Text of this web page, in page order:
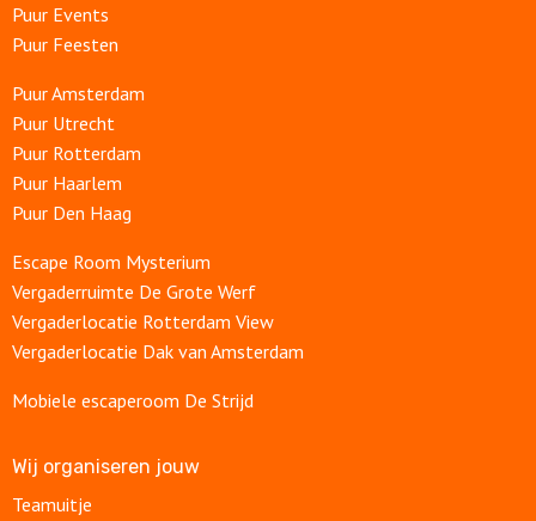
Puur Events
Puur Feesten
Puur Amsterdam
Puur Utrecht
Puur Rotterdam
Puur Haarlem
Puur Den Haag
Escape Room Mysterium
Vergaderruimte De Grote Werf
Vergaderlocatie Rotterdam View
Vergaderlocatie Dak van Amsterdam
Mobiele escaperoom De Strijd
Wij organiseren jouw
Teamuitje